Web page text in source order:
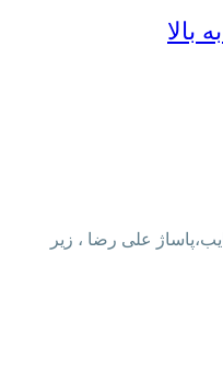
بالا
علی رضا ، زیر